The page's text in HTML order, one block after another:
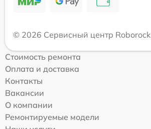
© 2026 Сервисный центр Roborock
Стоимость ремонта
Оплата и доставка
Контакты
Вакансии
О компании
Ремонтируемые модели